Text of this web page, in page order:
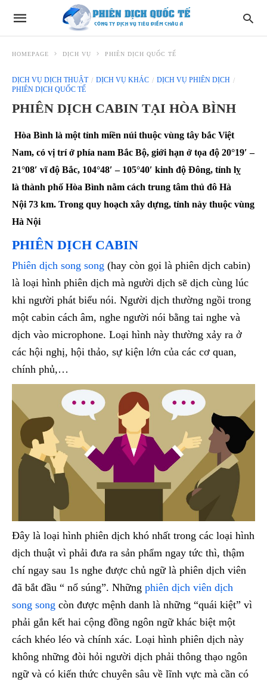
HOMEPAGE DỊCH VỤ PHIÊN DỊCH QUỐC TẾ
DỊCH VỤ DỊCH THUẬT DỊCH VỤ KHÁC
DỊCH VỤ PHIÊN DỊCH
PHIÊN DỊCH QUỐC TẾ
PHIÊN DỊCH CABIN TẠI HÒA BÌNH
Hòa Bình là một tỉnh miền núi thuộc vùng tây bắc Việt
Nam, có vị trí ở phía nam Bắc Bộ, giới hạn ở tọa độ 20°19′ –
21°08′ vĩ độ Bắc, 104°48′ – 105°40′ kinh độ Đông, tỉnh lỵ
là thành phố Hòa Bình nằm cách trung tâm thủ đô Hà
Nội 73 km. Trong quy hoạch xây dựng, tỉnh này thuộc vùng
Hà Nội
PHIÊN DỊCH CABIN
Phiên dịch song song (hay còn gọi là phiên dịch cabin)
là loại hình phiên dịch mà người dịch sẽ dịch cùng lúc
khi người phát biểu nói. Người dịch thường ngồi trong
một cabin cách âm, nghe người nói bằng tai nghe và
dịch vào microphone. Loại hình này thường xảy ra ở
các hội nghị, hội thảo, sự kiện lớn của các cơ quan,
chính phủ,…
Đây là loại hình phiên dịch khó nhất trong các loại hình
dịch thuật vì phải đưa ra sản phẩm ngay tức thì, thậm
chí ngay sau 1s nghe được chủ ngữ là phiên dịch viên
đã bắt đầu “ nổ súng”. Những phiên dịch viên dịch
song song còn được mệnh danh là những “quái kiệt” vì
phải gắn kết hai cộng đồng ngôn ngữ khác biệt một
cách khéo léo và chính xác. Loại hình phiên dịch này
không những đòi hỏi người dịch phải thông thạo ngôn
ngữ và có kiến thức chuyên sâu về lĩnh vực mà cần có